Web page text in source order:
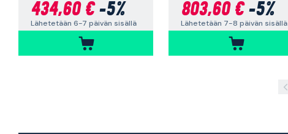
434,60 €-5%
Lähetetään 6-7 päivän sisällä
803,60 €-5%
Lähetetään 7-8 päivän sisällä